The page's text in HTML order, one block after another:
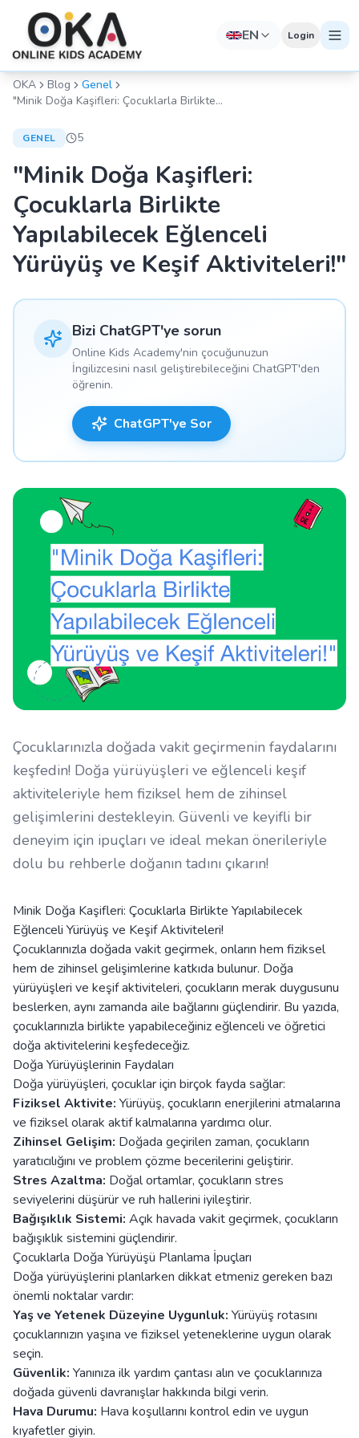
EN Login
OKA Blog
Genel
"Minik Doğa Kaşifleri: Çocuklarla Birlikte
Aktiviteleri!"
GENEL 5
"Minik Doğa Kaşifleri:
Çocuklarla Birlikte
Yapılabilecek Eğlenceli
Yürüyüş ve Keşif Aktiviteleri!"
Bizi ChatGPT'ye sorun
Online Kids Academy'nin çocuğunuzun
İngilizcesini nasıl geliştirebileceğini ChatGPT'den
öğrenin.
ChatGPT'ye Sor
Çocuklarınızla doğada vakit geçirmenin faydalarını
keşfedin! Doğa yürüyüşleri ve eğlenceli keşif
aktiviteleriyle hem fiziksel hem de zihinsel
gelişimlerini destekleyin. Güvenli ve keyifli bir
deneyim için ipuçları ve ideal mekan önerileriyle
dolu bu rehberle doğanın tadını çıkarın!
Minik Doğa Kaşifleri: Çocuklarla Birlikte Yapılabilecek
Eğlenceli Yürüyüş ve Keşif Aktiviteleri!
Çocuklarınızla doğada vakit geçirmek, onların hem fiziksel
hem de zihinsel gelişimlerine katkıda bulunur. Doğa
yürüyüşleri ve keşif aktiviteleri, çocukların merak duygusunu
beslerken, aynı zamanda aile bağlarını güçlendirir. Bu yazıda,
çocuklarınızla birlikte yapabileceğiniz eğlenceli ve öğretici
doğa aktivitelerini keşfedeceğiz.
Doğa Yürüyüşlerinin Faydaları
Doğa yürüyüşleri, çocuklar için birçok fayda sağlar:
Fiziksel Aktivite: Yürüyüş, çocukların enerjilerini atmalarına
ve fiziksel olarak aktif kalmalarına yardımcı olur.
Zihinsel Gelişim: Doğada geçirilen zaman, çocukların
yaratıcılığını ve problem çözme becerilerini geliştirir.
Stres Azaltma: Doğal ortamlar, çocukların stres
seviyelerini düşürür ve ruh hallerini iyileştirir.
Bağışıklık Sistemi: Açık havada vakit geçirmek, çocukların
bağışıklık sistemini güçlendirir.
Çocuklarla Doğa Yürüyüşü Planlama İpuçları
Doğa yürüyüşlerini planlarken dikkat etmeniz gereken bazı
önemli noktalar vardır:
Yaş ve Yetenek Düzeyine Uygunluk: Yürüyüş rotasını
çocuklarınızın yaşına ve fiziksel yeteneklerine uygun olarak
seçin.
Güvenlik: Yanınıza ilk yardım çantası alın ve çocuklarınıza
doğada güvenli davranışlar hakkında bilgi verin.
Hava Durumu: Hava koşullarını kontrol edin ve uygun
kıyafetler giyin.